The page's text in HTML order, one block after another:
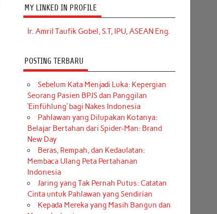
MY LINKED IN PROFILE
Ir. Amril Taufik Gobel, S.T, IPU, ASEAN Eng.
POSTING TERBARU
Sebelum Kata Menjadi Luka: Kepergian
Seorang Pasien BPJS dan Panggilan
‘Einfühlung’ bagi Nakes Indonesia
Pahlawan yang Dilupakan Kotanya:
Belajar Bertahan dari Spider-Man: Brand
New Day
Beras, Rempah, dan Kedaulatan:
Membaca Ulang Peta Pertahanan
Indonesia
Jaring yang Tak Pernah Putus: Catatan
Cinta untuk Pahlawan yang Sendirian
Kepada Mereka yang Masih Bangun dan